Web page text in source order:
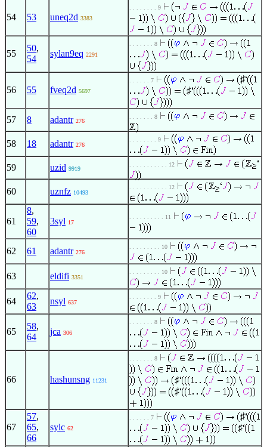
54 53 uneq2d 3383
. . . . . . . . 9
55
50,
54
sylan9eq 2291
. . . . . . . 8
56 55 fveq2d 5697
. . . . . . 7
♯
♯
57 8 adantr 276
. . . . . . . 8
58 18 adantr 276
. . . . . . . . 9
59 uzid 9919
. . . . . . . . . . . 12
60 uznfz 10493
. . . . . . . . . . . 12
61
8,
59,
60
3syl 17
. . . . . . . . . . 11
62 61 adantr 276
. . . . . . . . . 10
63 eldifi 3351
. . . . . . . . . 10
64
62,
63
nsyl 637
. . . . . . . . 9
65
58,
64
jca 306
. . . . . . . 8
66 hashunsng 11231
. . . . . . . 8
♯
♯
67
57,
65,
66
sylc 62
. . . . . . 7
♯
♯